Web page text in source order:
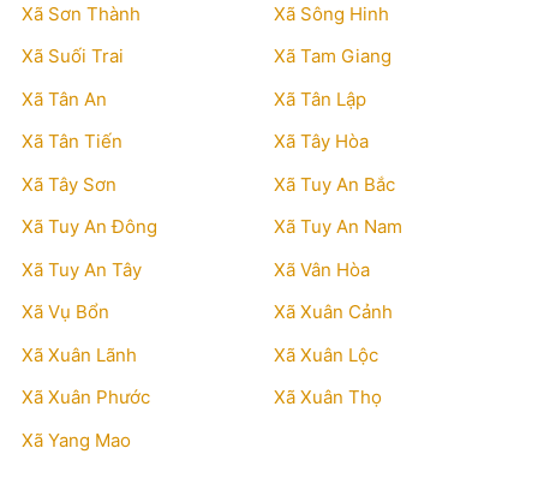
Xã Sơn Thành
Xã Sông Hinh
Xã Suối Trai
Xã Tam Giang
Xã Tân An
Xã Tân Lập
Xã Tân Tiến
Xã Tây Hòa
Xã Tây Sơn
Xã Tuy An Bắc
Xã Tuy An Đông
Xã Tuy An Nam
Xã Tuy An Tây
Xã Vân Hòa
Xã Vụ Bổn
Xã Xuân Cảnh
Xã Xuân Lãnh
Xã Xuân Lộc
Xã Xuân Phước
Xã Xuân Thọ
Xã Yang Mao